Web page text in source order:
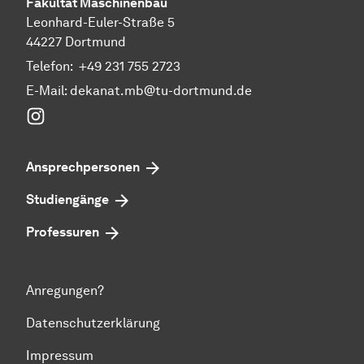
Leonhard-Euler-Straße 5
44227 Dortmund
Telefon: +49 231 755 2723
E-Mail: dekanat.mb@tu-dortmund.de
Ansprechpersonen
Studiengänge
Professuren
Anregungen?
Datenschutzerklärung
Impressum